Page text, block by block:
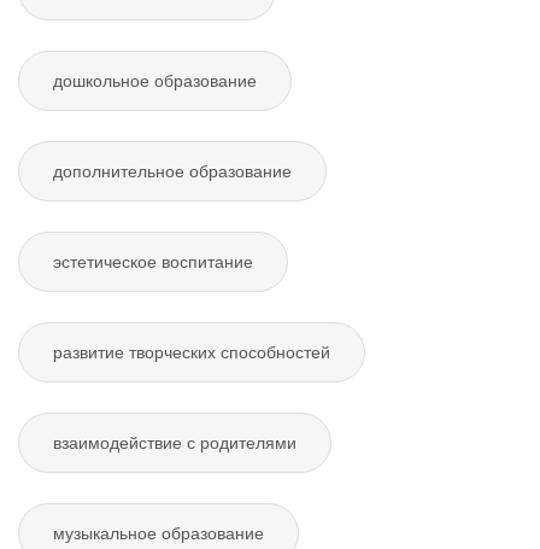
дошкольное образование
дополнительное образование
эстетическое воспитание
развитие творческих способностей
взаимодействие с родителями
музыкальное образование